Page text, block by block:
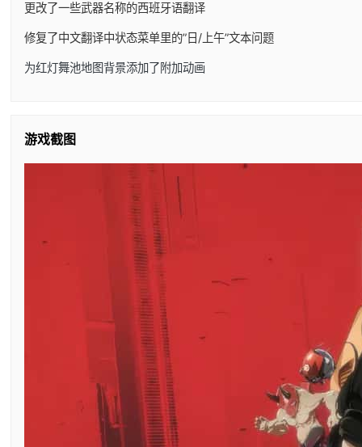
更改了一些武器名称的西班牙语翻译
修复了中文翻译中状态菜单里的”日/上午”文本问题
为红灯舞池地图背景添加了附加动画
游戏截图